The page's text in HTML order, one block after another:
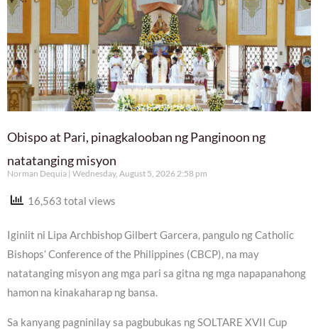
Obispo at Pari, pinagkalooban ng Panginoon ng
natatanging misyon
Norman Dequia Wednesday, August 5, 2026 2:58 pm
16,563 total views
Iginiit ni Lipa Archbishop Gilbert Garcera, pangulo ng Catholic
Bishops’ Conference of the Philippines (CBCP), na may
natatanging misyon ang mga pari sa gitna ng mga napapanahong
hamon na kinakaharap ng bansa.
Sa kanyang pagninilay sa pagbubukas ng SOLTARE XVII Cup